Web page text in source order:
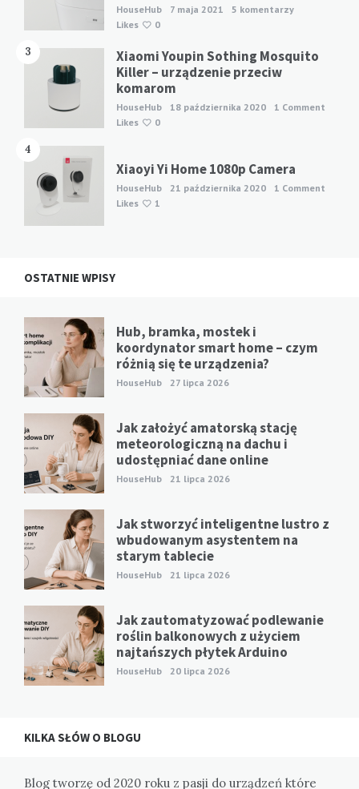
HouseHub 7 maja 2021
5 komentarzy
Likes
0
3
Xiaomi Youpin Sothing Mosquito
Killer – urządzenie przeciw
komarom
HouseHub 18 października 2020
1 Comment
Likes
0
4
Xiaoyi Yi Home 1080p Camera
HouseHub 21 października 2020
1 Comment
Likes
1
OSTATNIE WPISY
Hub, bramka, mostek i
koordynator smart home – czym
różnią się te urządzenia?
HouseHub 27 lipca 2026
Jak założyć amatorską stację
meteorologiczną na dachu i
udostępniać dane online
HouseHub 21 lipca 2026
Jak stworzyć inteligentne lustro z
wbudowanym asystentem na
starym tablecie
HouseHub 21 lipca 2026
Jak zautomatyzować podlewanie
roślin balkonowych z użyciem
najtańszych płytek Arduino
HouseHub 20 lipca 2026
KILKA SŁÓW O BLOGU
Blog tworzę od 2020 roku z pasji do urządzeń które